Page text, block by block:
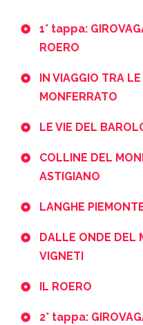
1° tappa:
ROERO
IN VIAGGIO TRA
MONFERRATO
LE VIE DEL
COLLINE DEL
ASTIGIANO
LANGHE
DALLE ONDE DEL
VIGNETI
IL ROERO
2° tappa: